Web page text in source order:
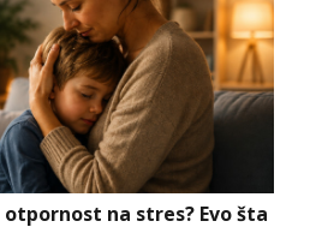
na stres? Evo šta